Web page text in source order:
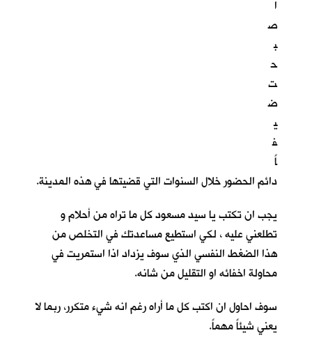
ا
ص
ب
ح
ت
ض
ي
ف
اً
دائم الحضور خلال السنوات التي قضيتها في هذه المدينة.
يجب ان تكتب يا سيد مسعود كل ما تراه من أحلام و
تطلعني عليه ، لكي استطيع مساعدتك في التخلص من
هذا الضغط النفسي الذي سوف يزداد اذا استمريت في
محاولة اخفائه او التقليل من شانه.
سوف احاول ان اكتب كل ما أراه رغم انه شيء متكرر، ربما لا
يعني شيئاً مهماً.